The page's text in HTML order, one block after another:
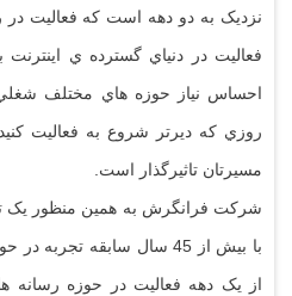
نزديک به دو دهه است که فعاليت در
فعاليت در دنياي گسترده ي
احساس نياز حوزه هاي مختلف
روزي که ديرتر شروع به فعاليت
مسيرتان تاثيرگذار است.
شرکت فرانگرش به همين منظور يک
با بيش از 45 سال سابقه
از يک دهه فعاليت در حوزه رسانه